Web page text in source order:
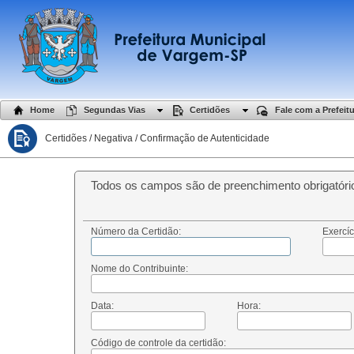
Home Segundas Vias Certidões Fale com a
Certidões / Negativa / Confirmação de Autenticidade
Todos os campos são de preenchimento
Número da Certidão:
Nome do Contribuinte:
Data: Hora:
Código de controle da certidão: